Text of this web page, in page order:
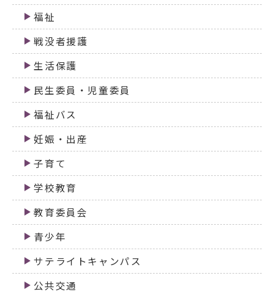
福祉
戦没者援護
生活保護
民生委員・児童委員
福祉バス
妊娠・出産
子育て
学校教育
教育委員会
青少年
サテライトキャンパス
公共交通